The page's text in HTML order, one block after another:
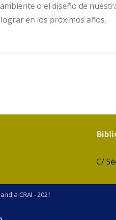
o el diseño de
en los próximos años.
C/
CRAI - 2021